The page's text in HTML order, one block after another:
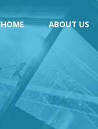
Skip
content
HOME ABOUT US